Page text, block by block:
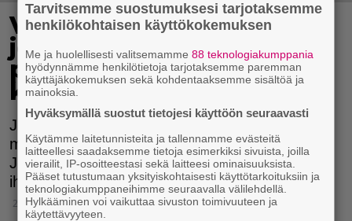
Virheet, jotka miltei
jokainen on tehnyt
parikymppisenä –
kuulostavatko tutuilta?
Jokainen parikymppisenä tehty virhe opettaa
meitä arvostamaan itseämme ja muita.
Jokainen virhe muokkaa meistä parempia
ihmisiä ja rakastajia.
29.3.2017 19:30
Tarvitsemme suostumuksesi tarjotaksemme
henkilökohtaisen käyttökokemuksen
Me ja huolellisesti valitsemamme88 teknologiakumppania
hyödynnämme henkilötietoja tarjotaksemme paremman
käyttäjäkokemuksen sekä kohdentaaksemme sisältöä ja
mainoksia.
Hyväksymällä suostut tietojesi käyttöön seuraavasti
Käytämme laitetunnisteita ja tallennamme evästeitä
laitteellesi saadaksemme tietoja esimerkiksi sivuista, joilla
vierailit, IP-osoitteestasi sekä laitteesi ominaisuuksista.
Pääset tutustumaan yksityiskohtaisesti käyttötarkoituksiin ja
teknologiakumppaneihimme seuraavalla välilehdellä.
Hylkääminen voi vaikuttaa sivuston toimivuuteen ja
käytettävyyteen.